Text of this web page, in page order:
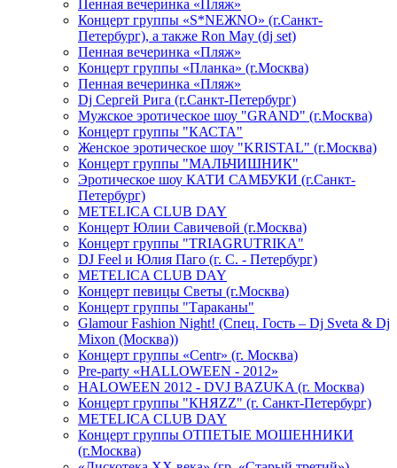
Пенная вечеринка «Пляж»
Концерт группы «S*NEЖNO» (г.Санкт-
Петербург), а также Ron May (dj set)
Пенная вечеринка «Пляж»
Концерт группы «Планка» (г.Москва)
Пенная вечеринка «Пляж»
Dj Сергей Рига (г.Санкт-Петербург)
Мужское эротическое шоу "GRAND" (г.Москва)
Концерт группы "КАСТА"
Женское эротическое шоу "KRISTAL" (г.Москва)
Концерт группы "МАЛЬЧИШНИК"
Эротическое шоу КАТИ САМБУКИ (г.Санкт-
Петербург)
METELICA CLUB DAY
Концерт Юлии Савичевой (г.Москва)
Концерт группы "TRIAGRUTRIKA"
DJ Feel и Юлия Паго (г. С. - Петербург)
METELICA CLUB DAY
Концерт певицы Светы (г.Москва)
Концерт группы "Тараканы"
Glamour Fashion Night! (Спец. Гость – Dj Sveta & Dj
Mixon (Москва))
Концерт группы «Centr» (г. Москва)
Pre-party «HALLOWEEN - 2012»
HALOWEEN 2012 - DVJ BAZUKA (г. Москва)
Концерт группы "КНЯZZ" (г. Санкт-Петербург)
METELICA CLUB DAY
Концерт группы ОТПЕТЫЕ МОШЕННИКИ
(г.Москва)